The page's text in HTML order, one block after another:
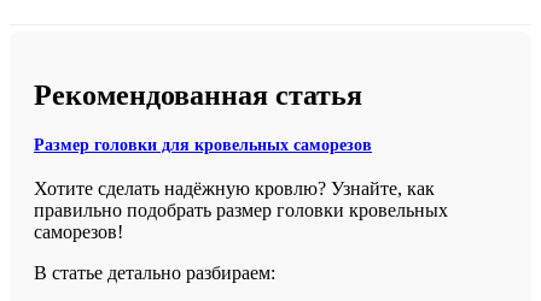
Рекомендованная статья
Размер головки для кровельных саморезов
Хотите сделать надёжную кровлю? Узнайте, как
правильно подобрать размер головки кровельных
саморезов!
В статье детально разбираем: